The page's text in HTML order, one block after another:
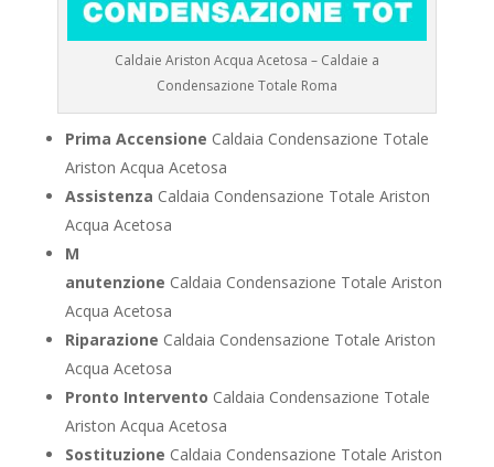
Caldaie Ariston Acqua Acetosa – Caldaie a
Condensazione Totale Roma
Prima Accensione Caldaia Condensazione Totale
Ariston Acqua Acetosa
Assistenza Caldaia Condensazione Totale Ariston
Acqua Acetosa
M
anutenzione Caldaia Condensazione Totale Ariston
Acqua Acetosa
Riparazione Caldaia Condensazione Totale Ariston
Acqua Acetosa
Pronto Intervento Caldaia Condensazione Totale
Ariston Acqua Acetosa
Sostituzione Caldaia Condensazione Totale Ariston